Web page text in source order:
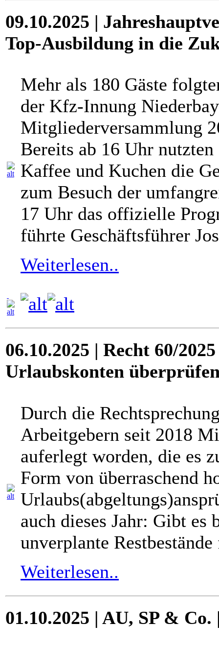
09.10.2025 |
Top-Ausbildung in die
Mehr als 180 Gäste
der Kfz-Innung
Mitgliederversammlung
Bereits ab 16 Uhr
Kaffee und Kuchen die
zum Besuch der
17 Uhr das offizielle
führte Geschäftsführer
Weiterlesen..
06.10.2025 | Recht 60/
Urlaubskonten
Durch die
Arbeitgebern seit 2018
auferlegt worden, die es
Form von überraschend
auch dieses Jahr: Gibt es
unverplante
Weiterlesen..
01.10.2025 | AU, SP &